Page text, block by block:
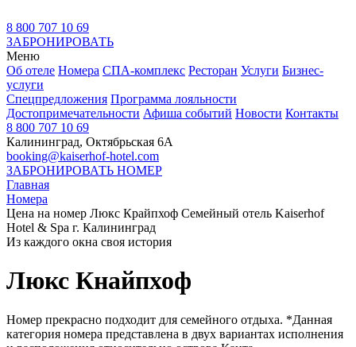
8 800 707 10 69
ЗАБРОНИРОВАТЬ
Меню
Об отеле Номера СПА-комплекс Ресторан Услуги Бизнес-
услуги
Спецпредложения Программа лояльности
Достопримечательности Афиша событий Новости Контакты
8 800 707 10 69
Калининград, Октябрьская 6А
booking@kaiserhof-hotel.com
ЗАБРОНИРОВАТЬ НОМЕР
Главная
Номера
Цена на номер Люкс Крайпхоф Семейный отель Kaiserhof
Hotel & Spa г. Калининград
Из каждого окна своя история
Люкс Кнайпхоф
Номер прекрасно подходит для семейного отдыха. *Данная
категория номера представлена в двух вариантах исполнения